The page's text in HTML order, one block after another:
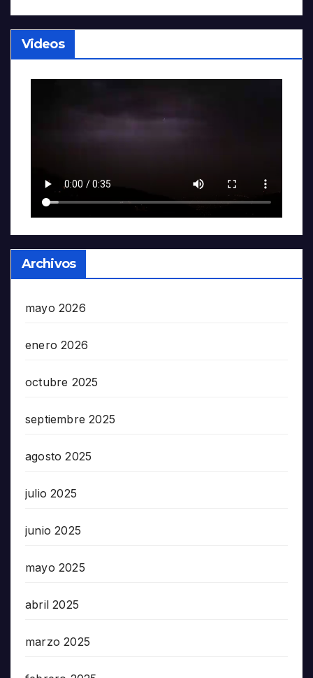
Videos
Archivos
mayo 2026
enero 2026
octubre 2025
septiembre 2025
agosto 2025
julio 2025
junio 2025
mayo 2025
abril 2025
marzo 2025